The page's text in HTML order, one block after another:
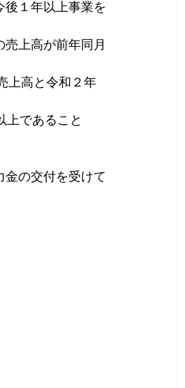
後１年以上事業を
売上高が前年同月
高と令和２年
上であること
金の交付を受けて